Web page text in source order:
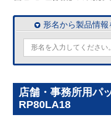
形名から製品情報
店舗・事務所用パ
RP80LA18